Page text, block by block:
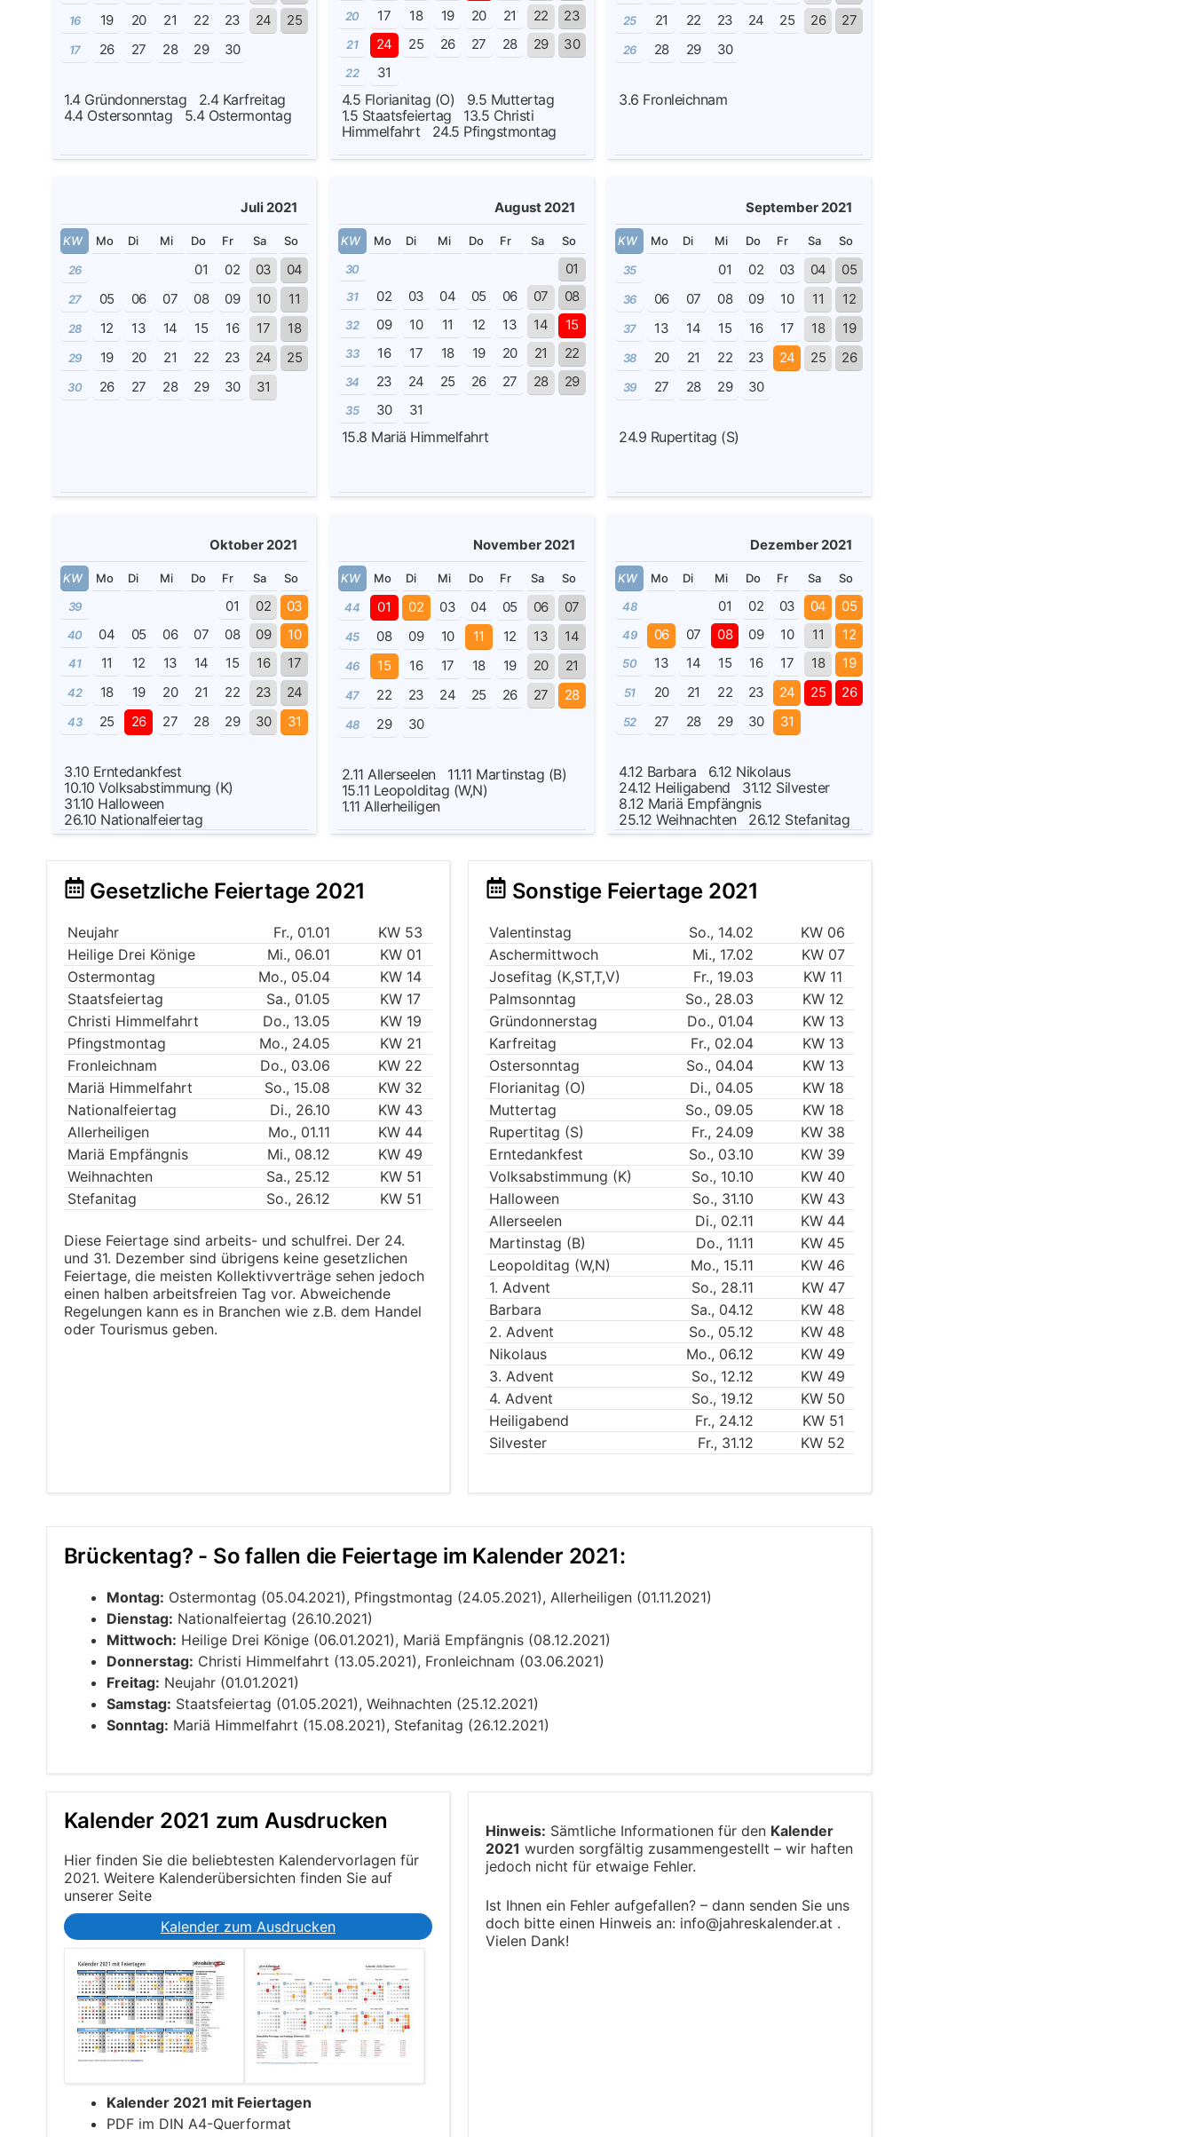
16 19 20 21 22 23 24 25
17 26 27 28 29 30
1.4Gründonnerstag 2.4Karfreitag
4.4Ostersonntag 5.4Ostermontag
20 17 18 19 20 21 22 23
21 24 25 26 27 28 29 30
22 31
4.5 Florianitag (O) 9.5 Muttertag
1.5 Staatsfeiertag 13.5 Christi
Himmelfahrt 24.5 Pfingstmontag
25 21 22 23 24 25 26 27
26 28 29 30
3.6 Fronleichnam
Juli 2021
KW Mo Di Mi Do Fr Sa So
26 01 02 03 04
27 05 06 07 08 09 10 11
28 12 13 14 15 16 17 18
29 19 20 21 22 23 24 25
30 26 27 28 29 30 31
August 2021
KW Mo Di Mi Do Fr Sa
So
30
01
31 02 03 04 05 06 07 08
32 09 10 11 12 13 14 15
33 16 17 18 19 20 21 22
34 23 24 25 26 27 28 29
35 30 31
15.8 Mariä Himmelfahrt
September 2021
KW Mo Di Mi Do Fr Sa So
35 01 02 03 04 05
36 06 07 08 09 10 11 12
37 13 14 15 16 17 18 19
38 20 21 22 23 24 25 26
39 27 28 29 30
24.9 Rupertitag (S)
Oktober 2021
KW Mo Di Mi Do Fr Sa
So
39
01 02 03
40 04 05 06 07 08 09 10
41 11 12 13 14 15 16 17
42 18 19 20 21 22 23 24
43 25 26 27 28 29 30 31
3.10 Erntedankfest
10.10 Volksabstimmung (K)
31.10 Halloween
26.10 Nationalfeiertag
November 2021
KW Mo Di Mi Do Fr Sa So
44 01 02 03 04 05 06 07
45 08 09 10 11 12 13 14
46 15 16 17 18 19 20 21
47 22 23 24 25 26 27 28
48 29 30
2.11 Allerseelen 11.11 Martinstag (B)
15.11 Leopolditag (W,N)
1.11 Allerheiligen
Dezember 2021
KW Mo Di Mi Do Fr Sa
So
48
01 02 03 04 05
49 06 07 08 09 10 11 12
50 13 14 15 16 17 18 19
51 20 21 22 23 24 25 26
52 27 28 29 30 31
4.12 Barbara 6.12 Nikolaus
24.12 Heiligabend 31.12 Silvester
8.12 Mariä Empfängnis
25.12 Weihnachten 26.12 Stefanitag
Gesetzliche Feiertage 2021
Neujahr Fr., 01.01
KW 53
Heilige Drei Könige
Mi., 06.01
KW 01
Ostermontag
Mo., 05.04
KW 14
Staatsfeiertag
Sa., 01.05
KW 17
Christi Himmelfahrt
Do., 13.05
KW 19
Pfingstmontag
Mo., 24.05
KW 21
Fronleichnam
Do., 03.06
KW 22
Mariä Himmelfahrt
So., 15.08
KW 32
Nationalfeiertag
Di., 26.10
KW 43
Allerheiligen
Mo., 01.11
KW 44
Mariä Empfängnis
Mi., 08.12
KW 49
Weihnachten
Sa., 25.12
KW 51
Stefanitag
So., 26.12 KW 51
Diese Feiertage sind arbeits- und schulfrei. Der 24.
und 31. Dezember sind übrigens keine gesetzlichen
Feiertage, die meisten Kollektivverträge sehen jedoch
einen halben arbeitsfreien Tag vor. Abweichende
Regelungen kann es in Branchen wie z.B. dem Handel
oder Tourismus geben.
Sonstige Feiertage 2021
Valentinstag So., 14.02
KW 06
Aschermittwoch
Mi., 17.02
KW 07
Josefitag (K,ST,T,V)
Fr., 19.03
KW 11
Palmsonntag
So., 28.03
KW 12
Gründonnerstag
Do., 01.04
KW 13
Karfreitag
Fr., 02.04
KW 13
Ostersonntag
So., 04.04
KW 13
Florianitag (O)
Di., 04.05
KW 18
Muttertag
So., 09.05
KW 18
Rupertitag (S)
Fr., 24.09
KW 38
Erntedankfest
So., 03.10
KW 39
Volksabstimmung (K)
So., 10.10
KW 40
Halloween
So., 31.10
KW 43
Allerseelen
Di., 02.11
KW 44
Martinstag (B)
Do., 11.11
KW 45
Leopolditag (W,N)
Mo., 15.11
KW 46
1. Advent
So., 28.11
KW 47
Barbara
Sa., 04.12
KW 48
2. Advent
So., 05.12
KW 48
Nikolaus
Mo., 06.12
KW 49
3. Advent
So., 12.12
KW 49
4. Advent
So., 19.12
KW 50
Heiligabend
Fr., 24.12
KW 51
Silvester
Fr., 31.12 KW 52
Brückentag? - So fallen die Feiertage im Kalender 2021:
Montag: Ostermontag (05.04.2021), Pfingstmontag (24.05.2021), Allerheiligen (01.11.2021)
Dienstag: Nationalfeiertag (26.10.2021)
Mittwoch: Heilige Drei Könige (06.01.2021), Mariä Empfängnis (08.12.2021)
Donnerstag: Christi Himmelfahrt (13.05.2021), Fronleichnam (03.06.2021)
Freitag: Neujahr (01.01.2021)
Samstag: Staatsfeiertag (01.05.2021), Weihnachten (25.12.2021)
Sonntag: Mariä Himmelfahrt (15.08.2021), Stefanitag (26.12.2021)
Kalender 2021 zum Ausdrucken
Hier finden Sie die beliebtesten Kalendervorlagen für
2021. Weitere Kalenderübersichten finden Sie auf
unserer Seite
Kalender zum Ausdrucken
Kalender 2021 mit Feiertagen
PDF im DIN A4-Querformat
Hinweis: Sämtliche Informationen für den Kalender
2021 wurden sorgfältig zusammengestellt – wir haften
jedoch nicht für etwaige Fehler.
Ist Ihnen ein Fehler aufgefallen? – dann senden Sie uns
doch bitte einen Hinweis an: info@jahreskalender.at .
Vielen Dank!